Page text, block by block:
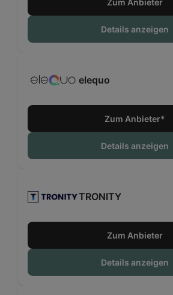
Zum Anbieter
Details anzeigen
elequo
Zum Anbieter*
Details anzeigen
TRONITY
Zum Anbieter
Details anzeigen